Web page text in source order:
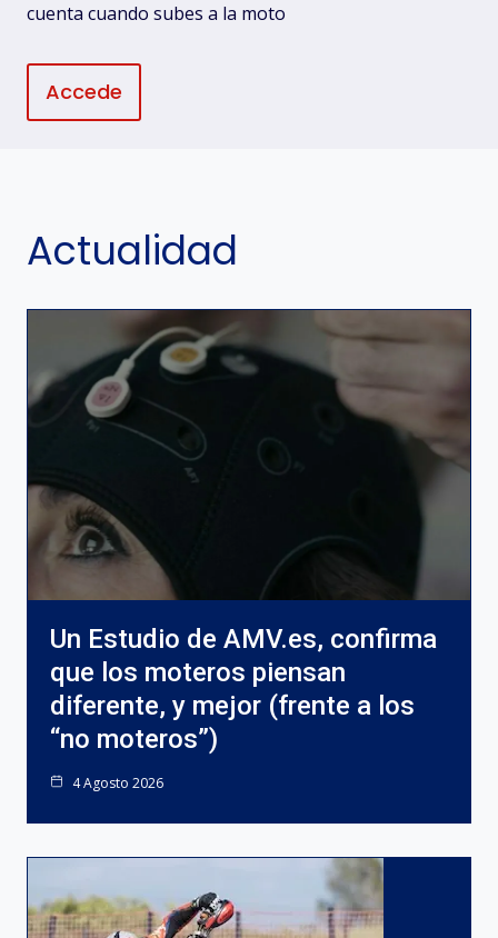
cuenta cuando subes a la moto
Accede
Actualidad
Un Estudio de AMV.es, confirma
que los moteros piensan
diferente, y mejor (frente a los
“no moteros”)
4 Agosto 2026